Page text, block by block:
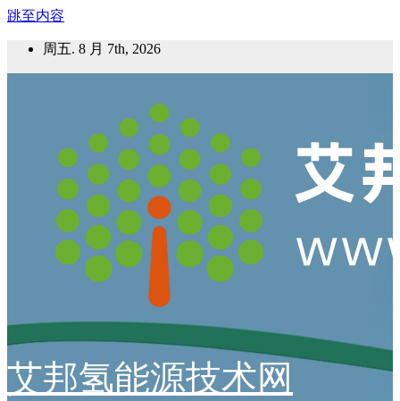
跳至内容
周五. 8 月 7th, 2026
艾邦氢能源技术网